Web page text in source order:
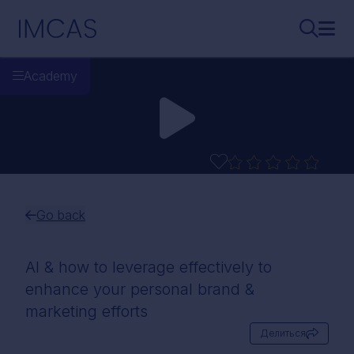
IMCAS
Academy
Go back
AI & how to leverage effectively to
enhance your personal brand &
marketing efforts
Делиться